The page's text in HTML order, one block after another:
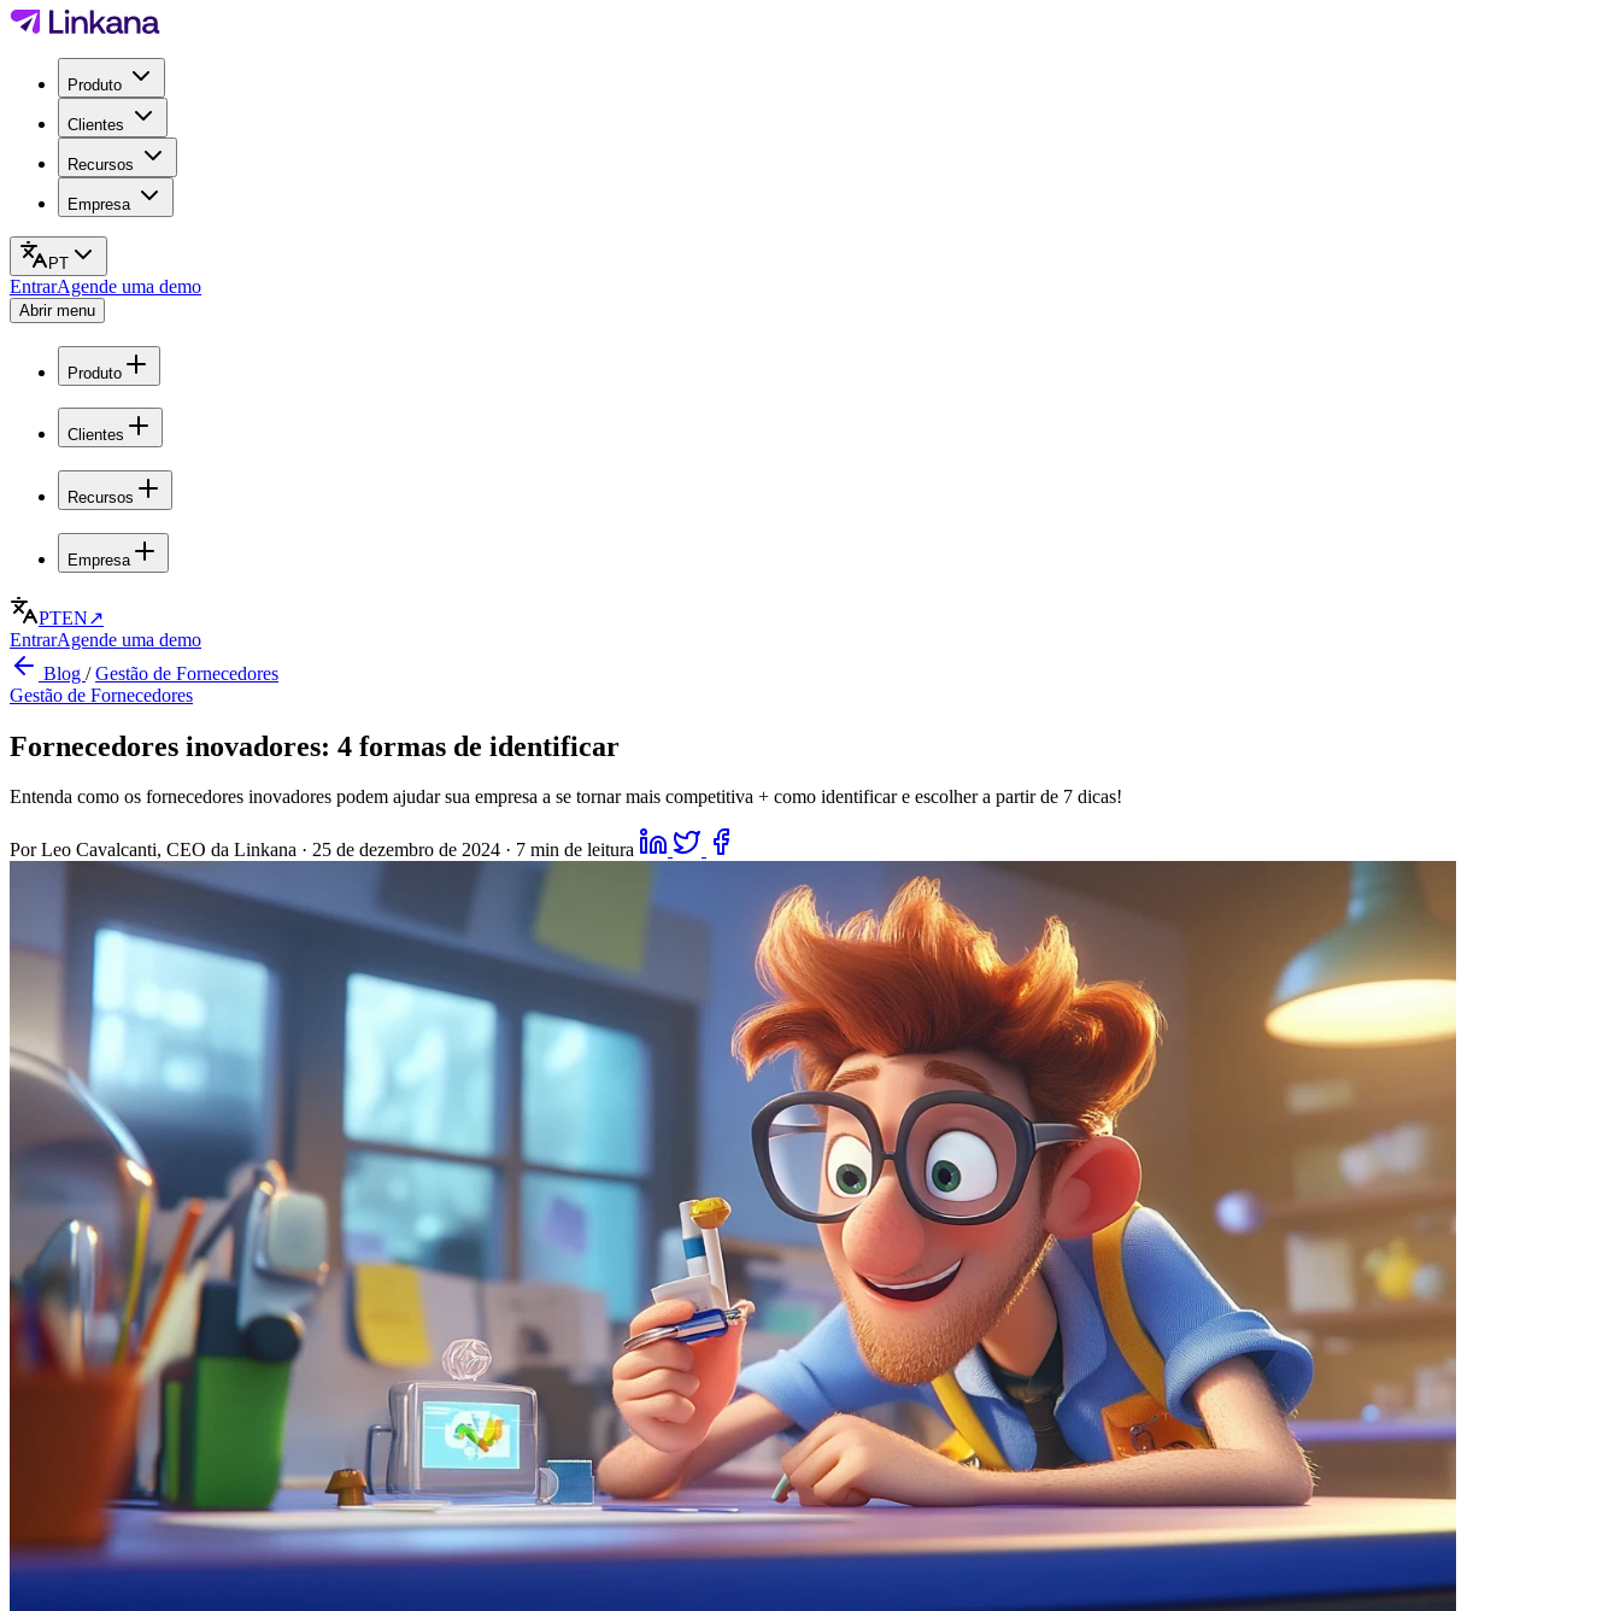
Produto
Clientes
Recursos
Empresa
PT
EntrarAgende uma demo
Abrir menu
Produto
Clientes
Recursos
Empresa
PTEN↗
EntrarAgende uma demo
Blog /Gestão de Fornecedores
Gestão de Fornecedores
Fornecedores inovadores: 4 formas de identificar
Entenda como os fornecedores inovadores podem ajudar sua empresa a se tornar mais competitiva + como identificar e escolher a partir de 7 dicas!
Por Leo Cavalcanti, CEO da Linkana · 25 de dezembro de 2024 · 7 min de leitura